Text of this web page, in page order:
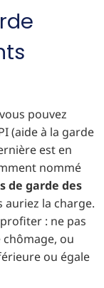
pouvez
(aide à la garde
est en
nommé
de garde des
auriez la charge.
: ne pas
chômage, ou
ou égale